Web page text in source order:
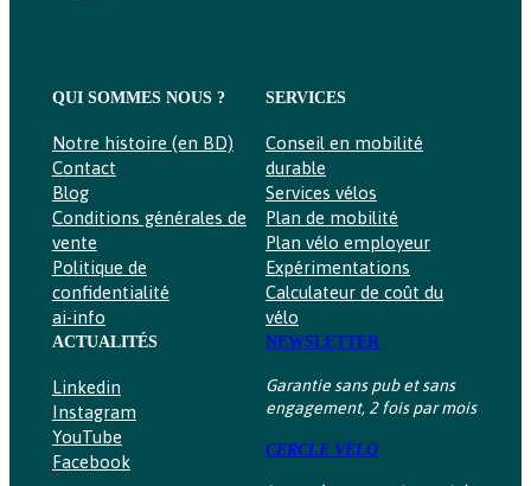
QUI SOMMES NOUS ?
Notre histoire (en BD)
Contact
Blog
Conditions générales de
vente
Politique de
confidentialité
ai-info
SERVICES
Conseil en mobilité
durable
Services vélos
Plan de mobilité
Plan vélo employeur
Expérimentations
Calculateur de coût du
vélo
ACTUALITÉS
Linkedin
Instagram
YouTube
Facebook
NEWSLETTER
Garantie sans pub et sans
engagement, 2 fois par mois
CERCLE VÉLO